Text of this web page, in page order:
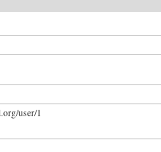
drupal.org/user/1